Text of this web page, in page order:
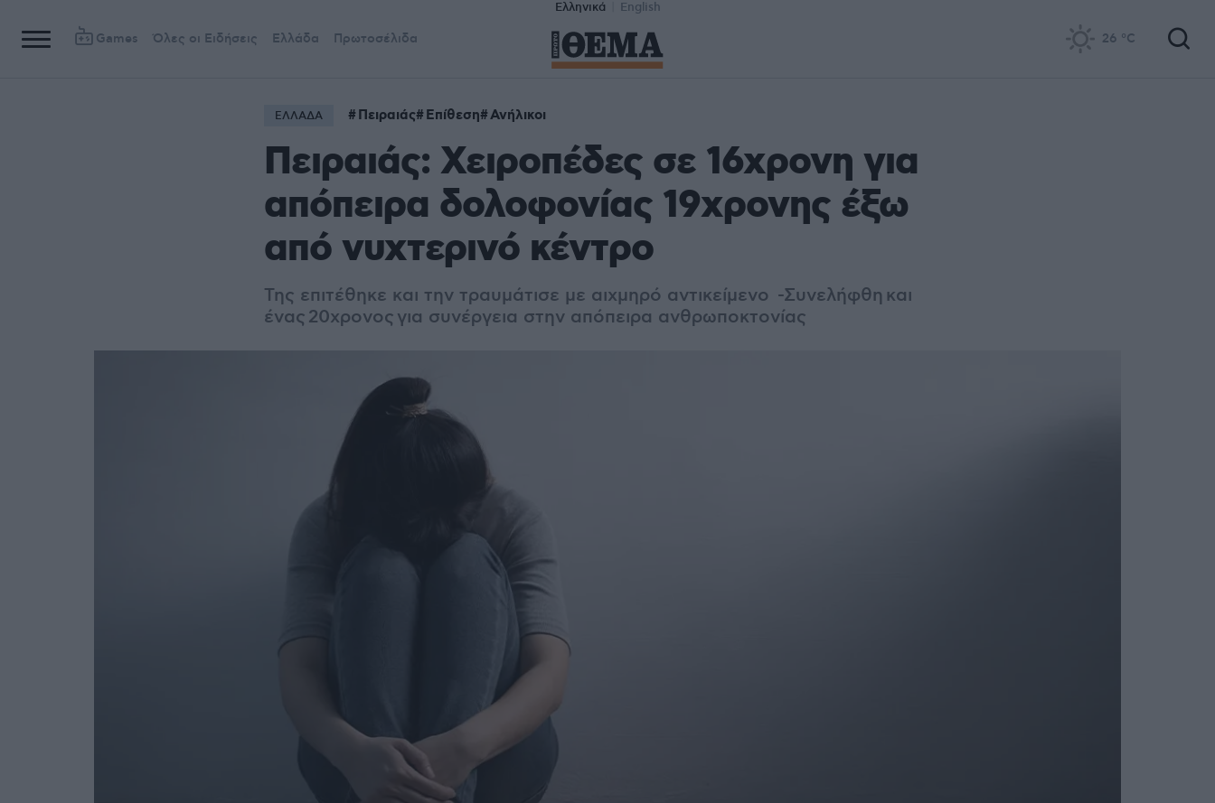
Ελληνικά English
Games Όλες οι Ειδήσεις Ελλάδα Πρωτοσέλιδα 26 °C
ΕΛΛΑΔΑ Πειραιάς Επίθεση Ανήλικοι
Πειραιάς: Χειροπέδες σε 16χρονη για
απόπειρα δολοφονίας 19χρονης έξω
από νυχτερινό κέντρο
Της επιτέθηκε και την τραυμάτισε με αιχμηρό αντικείμενο -Συνελήφθη και
ένας 20χρονος για συνέργεια στην απόπειρα ανθρωποκτονίας